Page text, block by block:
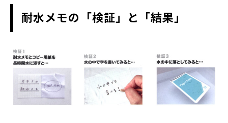
耐水メモの「検証」と「結果」